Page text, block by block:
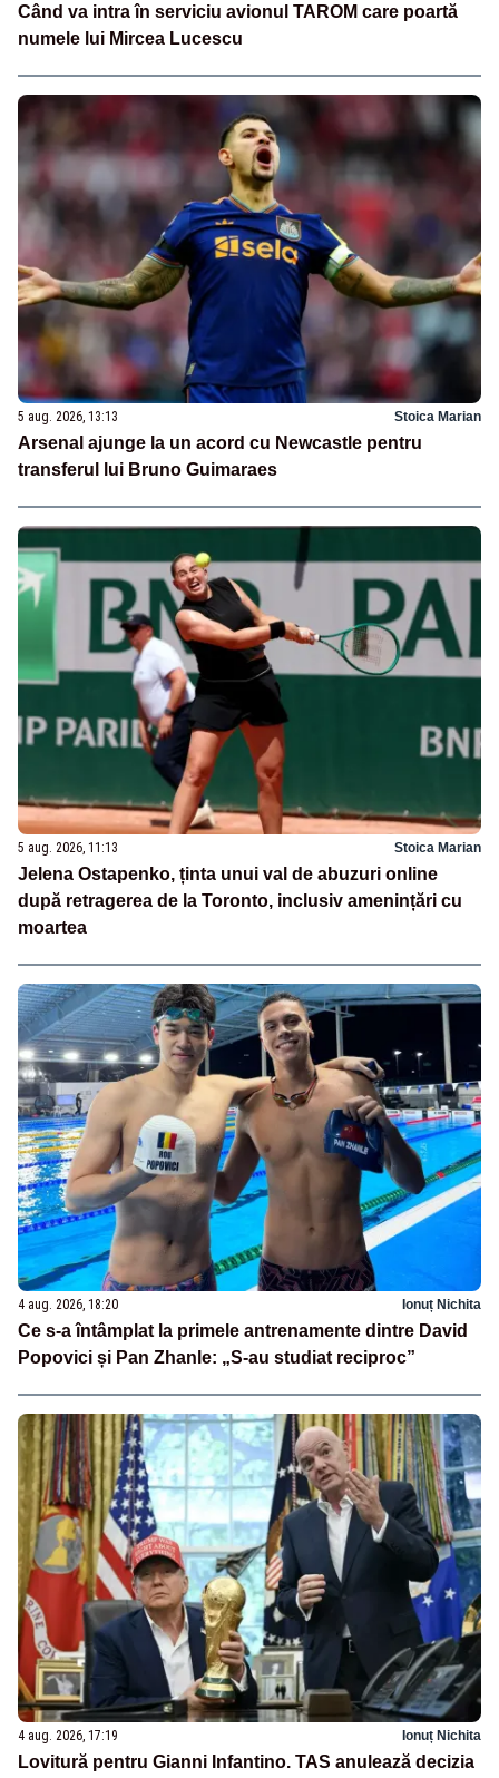
Când va intra în serviciu avionul TAROM care poartă
numele lui Mircea Lucescu
5 aug. 2026, 13:13 Stoica Marian
Arsenal ajunge la un acord cu Newcastle pentru
transferul lui Bruno Guimaraes
5 aug. 2026, 11:13 Stoica Marian
Jelena Ostapenko, ținta unui val de abuzuri online
după retragerea de la Toronto, inclusiv amenințări cu
moartea
4 aug. 2026, 18:20 Ionuț Nichita
Ce s-a întâmplat la primele antrenamente dintre David
Popovici și Pan Zhanle: „S-au studiat reciproc”
4 aug. 2026, 17:19 Ionuț Nichita
Lovitură pentru Gianni Infantino. TAS anulează decizia